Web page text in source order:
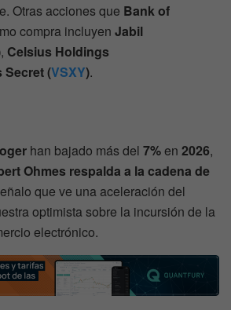
Otras acciones que Bank of
compra incluyen Jabil
, Celsius Holdings
Secret (VSXY).
han bajado más del 7%en 2026,
Ohmes respalda a la cadena de
que ve una aceleración del
optimista sobre la incursión de la
electrónico.